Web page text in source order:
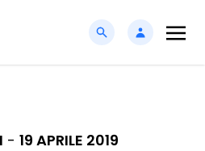
- 19 APRILE 2019